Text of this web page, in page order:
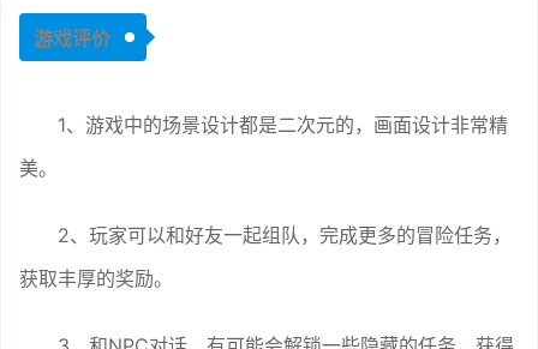
游戏评价
1、游戏中的场景设计都是二次元的，画面设计非常精
美。
2、玩家可以和好友一起组队，完成更多的冒险任务，
获取丰厚的奖励。